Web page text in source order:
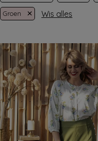
Groen × Wis alles